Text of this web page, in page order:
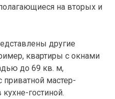
на вторых и
другие
квартиры с окнами
до 69 кв. м,
мастер-
гостиной.